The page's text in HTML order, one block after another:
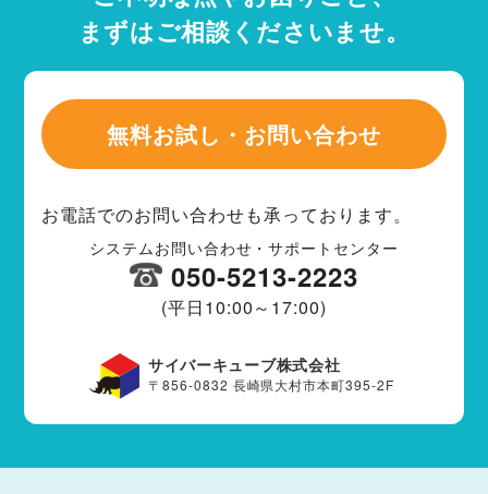
まずはご相談くださいませ。
無料お試し・お問い合わせ
お電話でのお問い合わせも承っております。
システムお問い合わせ・サポートセンター
050-5213-2223
(平日10:00～17:00)
サイバーキューブ株式会社
〒856-0832 長崎県大村市本町395-2F